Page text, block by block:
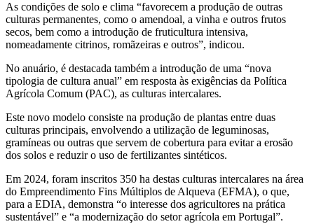
As condições de solo e clima “favorecem a produção de outras
culturas permanentes, como o amendoal, a vinha e outros frutos
secos, bem como a introdução de fruticultura intensiva,
nomeadamente citrinos, romãzeiras e outros”, indicou.
No anuário, é destacada também a introdução de uma “nova
tipologia de cultura anual” em resposta às exigências da Política
Agrícola Comum (PAC), as culturas intercalares.
Este novo modelo consiste na produção de plantas entre duas
culturas principais, envolvendo a utilização de leguminosas,
gramíneas ou outras que servem de cobertura para evitar a erosão
dos solos e reduzir o uso de fertilizantes sintéticos.
Em 2024, foram inscritos 350 ha destas culturas intercalares na área
do Empreendimento Fins Múltiplos de Alqueva (EFMA), o que,
para a EDIA, demonstra “o interesse dos agricultores na prática
sustentável” e “a modernização do setor agrícola em Portugal”.